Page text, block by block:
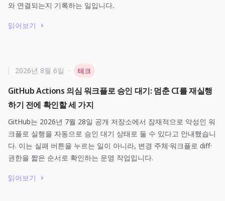
와 연결되는지 기록하는 일입니다.
읽어보기
GitHub Actions 의심 워크플로 승인 대기: 멈춘 CI를 재실행
하기 전에 확인할 세 가지
2026년 8월 6일 · 테크
GitHub는 2026년 7월 28일 공개 저장소에서 잠재적으로 악성인 워
크플로 실행을 자동으로 승인 대기 상태로 둘 수 있다고 안내했습니
다. 이는 실패 버튼을 누르는 일이 아니라, 변경 주체·워크플로 diff·
권한을 짧은 순서로 확인하는 운영 작업입니다.
읽어보기